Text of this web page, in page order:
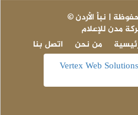
مدن للإعلام
اتصل بنا
من نحن